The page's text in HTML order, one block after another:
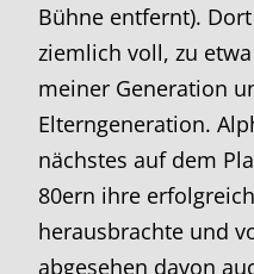
Bühne entfernt).
ziemlich voll, zu
meiner Generation
Elterngeneration.
nächstes auf dem
80ern ihre
herausbrachte und
abgesehen davon